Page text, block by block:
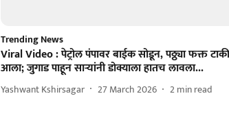
Trending News
Viral Video : पेट्रोल पंपावर बाईक सोडून, पठ्ठ्या फक्त
आला; जुगाड पाहून साऱ्यांनी डोक्याला हातच लावला...
Yashwant Kshirsagar 27 March 2026 2min read